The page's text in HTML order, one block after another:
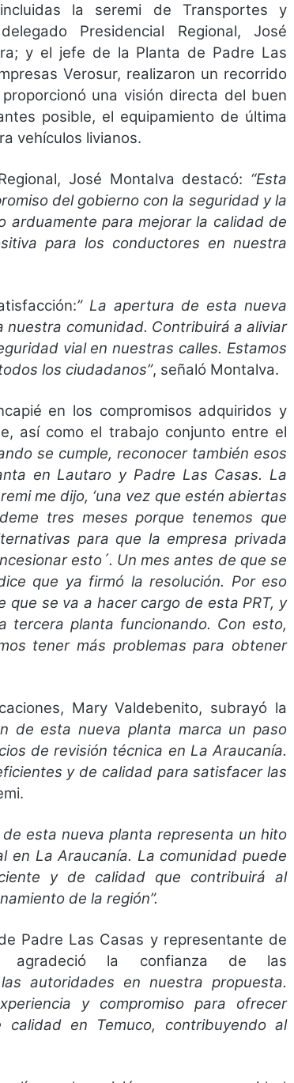
la seremi de Transportes y
Presidencial Regional, José
y el jefe de la Planta de Padre Las
Verosur, realizaron un recorrido
una visión directa del buen
posible, el equipamiento de última
vehículos livianos.
José Montalva destacó: “Esta
del gobierno con la seguridad y la
arduamente para mejorar la calidad de
para los conductores en nuestra
” La apertura de esta nueva
nuestra comunidad. Contribuirá a aliviar
vial en nuestras calles. Estamos
los ciudadanos”, señaló Montalva.
en los compromisos adquiridos y
así como el trabajo conjunto entre el
se cumple, reconocer también esos
en Lautaro y Padre Las Casas. La
me dijo, ‘una vez que estén abiertas
tres meses porque tenemos que
para que la empresa privada
esto´. Un mes antes de que se
que ya firmó la resolución. Por eso
que se va a hacer cargo de esta PRT, y
planta funcionando. Con esto,
tener más problemas para obtener
Mary Valdebenito, subrayó la
de esta nueva planta marca un paso
de revisión técnica en La Araucanía.
y de calidad para satisfacer las
de esta nueva planta representa un hito
en La Araucanía. La comunidad puede
y de calidad que contribuirá al
de la región”.
Padre Las Casas y representante de
agradeció la confianza de las
autoridades en nuestra propuesta.
y compromiso para ofrecer
en Temuco, contribuyendo al